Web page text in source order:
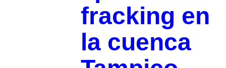
fracking en
la cuenca